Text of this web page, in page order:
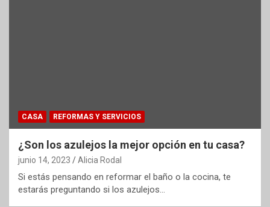
CASA REFORMAS Y SERVICIOS
¿Son los azulejos la mejor opción en tu casa?
junio 14, 2023 Alicia Rodal
Si estás pensando en reformar el baño o la cocina, te
estarás preguntando si los azulejos…